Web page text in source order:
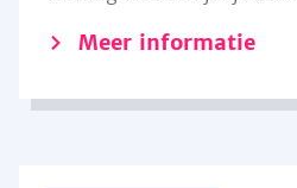
Meer informatie